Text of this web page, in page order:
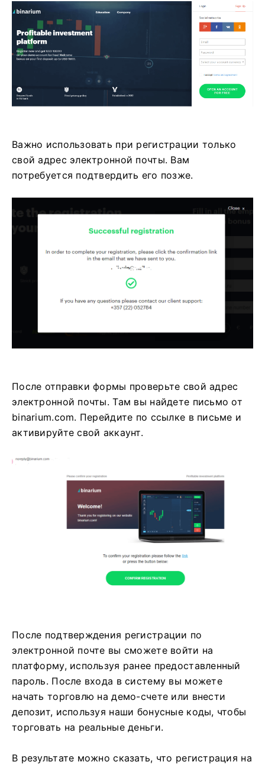
Важно использовать при регистрации только
свой адрес электронной почты. Вам
потребуется подтвердить его позже.
После отправки формы проверьте свой адрес
электронной почты. Там вы найдете письмо от
binarium.com. Перейдите по ссылке в письме и
активируйте свой аккаунт.
После подтверждения регистрации по
электронной почте вы сможете войти на
платформу, используя ранее предоставленный
пароль. После входа в систему вы можете
начать торговлю на демо-счете или внести
депозит, используя наши бонусные коды, чтобы
торговать на реальные деньги.
В результате можно сказать, что регистрация на